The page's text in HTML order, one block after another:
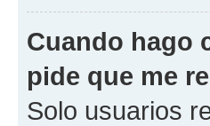
Cuando hago
pide que me
Solo usuarios